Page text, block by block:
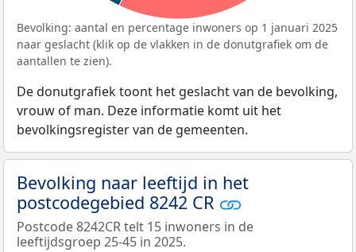
Bevolking: aantal en percentage inwoners op 1 januari 2025
naar geslacht (klik op de vlakken in de donutgrafiek om de
aantallen te zien).
De donutgrafiek toont het geslacht van de bevolking,
vrouw of man. Deze informatie komt uit het
bevolkingsregister van de gemeenten.
Bevolking naar leeftijd in het
postcodegebied 8242 CR
Postcode 8242CR telt 15 inwoners in de
leeftijdsgroep 25-45 in 2025.